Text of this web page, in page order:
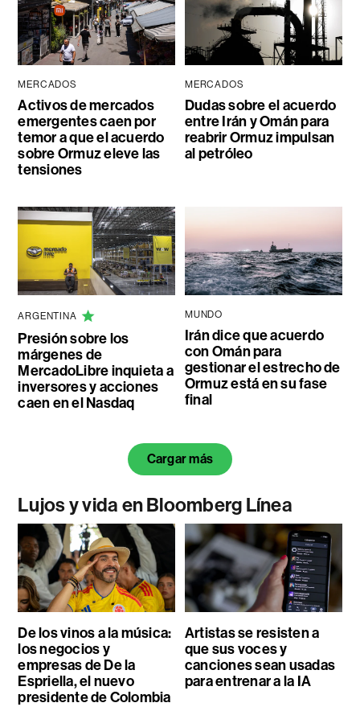
MERCADOS
Activos de mercados
emergentes caen por
temor a que el acuerdo
sobre Ormuz eleve las
tensiones
MERCADOS
Dudas sobre el acuerdo
entre Irán y Omán para
reabrir Ormuz impulsan
al petróleo
ARGENTINA
Presión sobre los
márgenes de
MercadoLibre inquieta a
inversores y acciones
caen en el Nasdaq
MUNDO
Irán dice que acuerdo
con Omán para
gestionar el estrecho de
Ormuz está en su fase
final
Cargar más
Lujos y vida en Bloomberg Línea
De los vinos a la música:
los negocios y
empresas de De la
Espriella, el nuevo
presidente de Colombia
Artistas se resisten a
que sus voces y
canciones sean usadas
para entrenar a la IA